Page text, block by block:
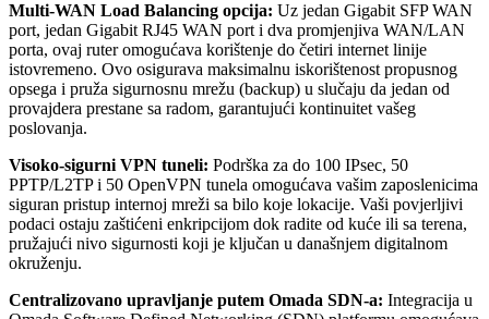
Multi-WAN Load Balancing opcija: Uz jedan Gigabit SFP WAN
port, jedan Gigabit RJ45 WAN port i dva promjenjiva WAN/LAN
porta, ovaj ruter omogućava korištenje do četiri internet linije
istovremeno. Ovo osigurava maksimalnu iskorištenost propusnog
opsega i pruža sigurnosnu mrežu (backup) u slučaju da jedan od
provajdera prestane sa radom, garantujući kontinuitet vašeg
poslovanja.
Visoko-sigurni VPN tuneli: Podrška za do 100 IPsec, 50
PPTP/L2TP i 50 OpenVPN tunela omogućava vašim zaposlenicima
siguran pristup internoj mreži sa bilo koje lokacije. Vaši povjerljivi
podaci ostaju zaštićeni enkripcijom dok radite od kuće ili sa terena,
pružajući nivo sigurnosti koji je ključan u današnjem digitalnom
okruženju.
Centralizovano upravljanje putem Omada SDN-a: Integracija u